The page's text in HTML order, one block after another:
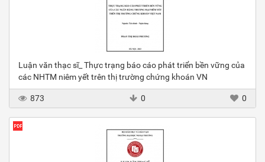
Luận văn thạc sĩ_ Thực trạng báo cáo phát triển bền vững của
các NHTM niêm yết trên thị trường chứng khoán VN
873 0 0